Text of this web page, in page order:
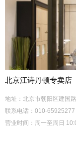
北京江诗丹顿专卖店
地址：北京市朝阳区建国
联系电话：010-65925277
营业时间：周一至周日